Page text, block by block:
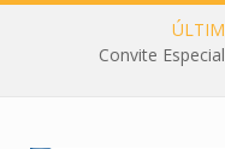
Convite